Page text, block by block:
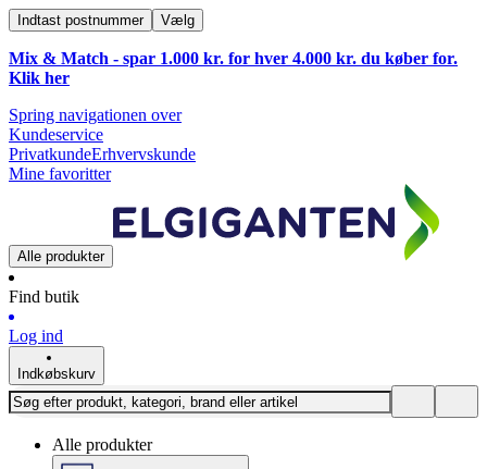
Indtast postnummer Vælg
Mix & Match - spar 1.000 kr. for hver 4.000 kr. du køber for.
Klik her
Spring navigationen over
Kundeservice
PrivatkundeErhvervskunde
Mine favoritter
Alle produkter
Find butik
Log ind
Indkøbskurv
Alle produkter